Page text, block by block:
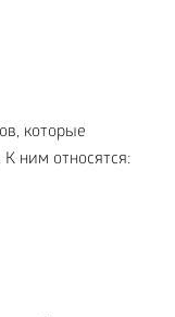
которые
ним относятся: